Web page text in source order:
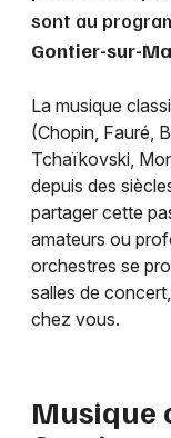
sont au
Gontier-sur-
La musique
(Chopin, Fauré,
Tchaïkovski,
depuis des
partager cette
amateurs ou
orchestres se
salles de
chez vous.
Musique